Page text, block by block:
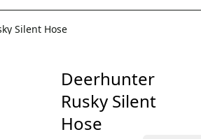
Silent Hose
Deerhunter
Rusky Silent
Hose